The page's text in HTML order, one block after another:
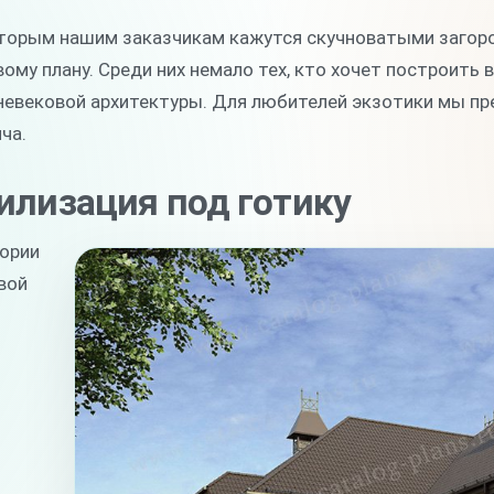
нашим заказчикам кажутся скучноватыми
плану. Среди них немало тех, кто хочет
архитектуры. Для любителей экзотики мы
под готику